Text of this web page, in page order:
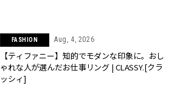
FASHION Aug, 4, 2026
【ティファニー】知的でモダンな印象に。おし
ゃれな人が選んだお仕事リング | CLASSY.[クラ
ッシィ]